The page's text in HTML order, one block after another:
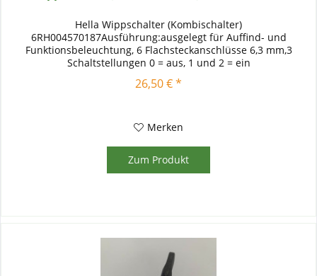
Hella Wippschalter (Kombischalter)
6RH004570187Ausführung:ausgelegt für Auffind- und
Funktionsbeleuchtung, 6 Flachsteckanschlüsse 6,3 mm,3
Schaltstellungen 0 = aus, 1 und 2 = ein
26,50 € *
Merken
Zum Produkt